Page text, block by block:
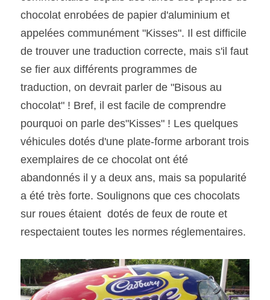
chocolat enrobées de papier d'aluminium et
appelées communément "Kisses". Il est difficile
de trouver une traduction correcte, mais s'il faut
se fier aux différents programmes de
traduction, on devrait parler de "Bisous au
chocolat" ! Bref, il est facile de comprendre
pourquoi on parle des"Kisses" ! Les quelques
véhicules dotés d'une plate-forme arborant trois
exemplaires de ce chocolat ont été
abandonnés il y a deux ans, mais sa popularité
a été très forte. Soulignons que ces chocolats
sur roues étaient  dotés de feux de route et